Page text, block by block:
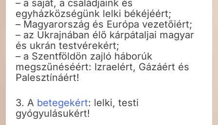
– a saját, a családjaink és
egyházközségünk lelki békéjéért;
– Magyarország és Európa vezetőiért;
– az Ukrajnában élő kárpátaljai magyar
és ukrán testvérekért;
– a Szentföldön zajló háborúk
megszűnéséért: Izraelért, Gázáért és
Palesztínáért!
3. A betegekért: lelki, testi
gyógyulásukért!